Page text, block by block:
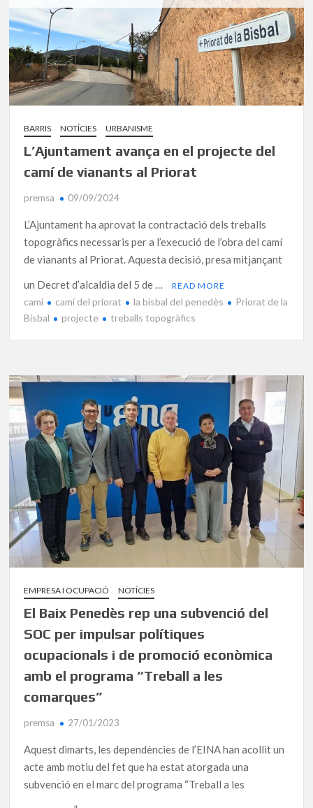
BARRIS NOTÍCIES URBANISME
L’Ajuntament avança en el projecte del
camí de vianants al Priorat
premsa 09/09/2024
L’Ajuntament ha aprovat la contractació dels treballs
topogràfics necessaris per a l’execució de l’obra del camí
de vianants al Priorat. Aquesta decisió, presa mitjançant
un Decret d’alcaldia del 5 de …
READ MORE
camí camí del priorat la bisbal del penedès
Priorat de la
Bisbal
projecte treballs topogràfics
EMPRESA I OCUPACIÓ NOTÍCIES
El Baix Penedès rep una subvenció del
SOC per impulsar polítiques
ocupacionals i de promoció econòmica
amb el programa “Treball a les
comarques”
premsa 27/01/2023
Aquest dimarts, les dependències de l’EINA han acollit un
acte amb motiu del fet que ha estat atorgada una
subvenció en el marc del programa “Treball a les